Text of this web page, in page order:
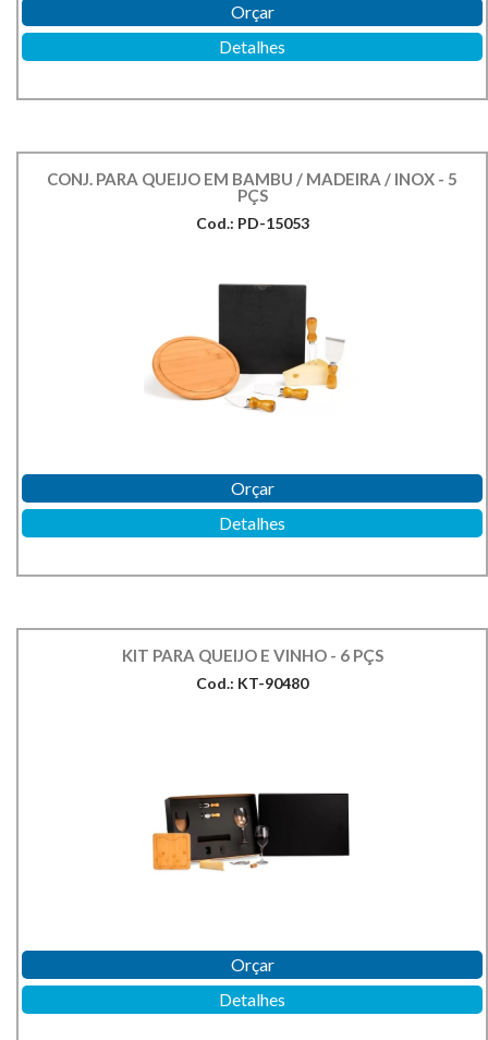
Orçar
Detalhes
CONJ. PARA QUEIJO EM BAMBU / MADEIRA / INOX - 5
PÇS
Cod.: PD-15053
Orçar
Detalhes
KIT PARA QUEIJO E VINHO - 6 PÇS
Cod.: KT-90480
Orçar
Detalhes